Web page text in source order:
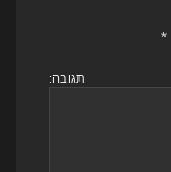
*
תגובה: